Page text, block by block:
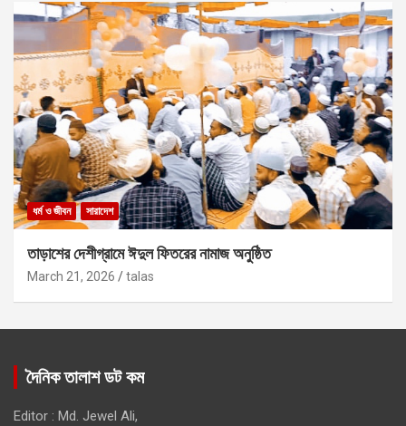
ধর্ম ও জীবন সারাদেশ
তাড়াশের দেশীগ্রামে ঈদুল ফিতরের নামাজ অনুষ্ঠিত
March 21, 2026 talas
দৈনিক তালাশ ডট কম
Editor : Md. Jewel Ali,